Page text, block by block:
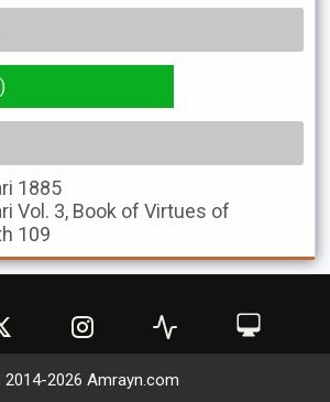
1885
Vol. 3, Book of Virtues of
109
2026 Amrayn.com